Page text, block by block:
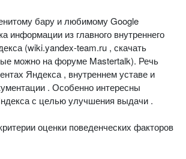
бару и любимому Google
информации из главного внутреннего
(wiki.yandex-team.ru , скачать
можно на форуме Mastertalk). Речь
Яндекса , внутреннем уставе и
. Особенно интересны
с целью улучшения выдачи .
оценки поведенческих факторов